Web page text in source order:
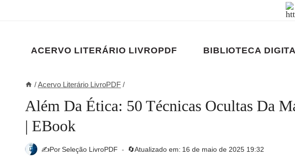
ACERVO LITERÁRIO LIVROPDF BIBLIOTECA
/Acervo Literário LivroPDF /
Além Da Ética: 50 Técnicas Ocultas Da
| EBook
✍️PorSeleção LivroPDF 🔄Atualizado em: 16 de maio de 2025 19:32